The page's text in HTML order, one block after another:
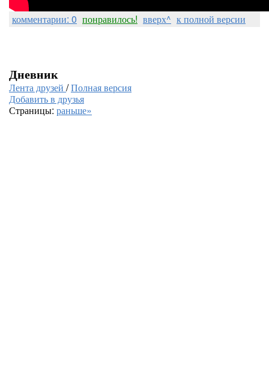
комментарии: 0 понравилось! вверх^ к полной версии
Дневник
Лента друзей /Полная версия
Добавить в друзья
Страницы: раньше»